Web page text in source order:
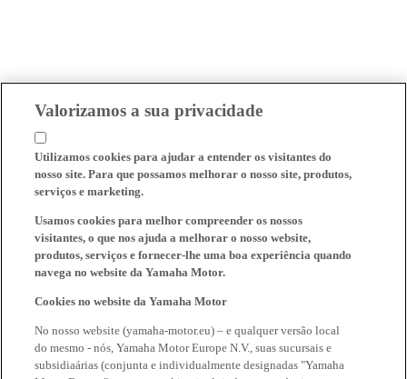
Valorizamos a sua privacidade
Utilizamos cookies para ajudar a entender os visitantes do
nosso site. Para que possamos melhorar o nosso site, produtos,
serviços e marketing.
Usamos cookies para melhor compreender os nossos
visitantes, o que nos ajuda a melhorar o nosso website,
produtos, serviços e fornecer-lhe uma boa experiência quando
navega no website da Yamaha Motor.
Cookies no website da Yamaha Motor
No nosso website (yamaha-motor.eu) – e qualquer versão local
do mesmo - nós, Yamaha Motor Europe N.V., suas sucursais e
subsidiaárias (conjunta e individualmente designadas "Yamaha